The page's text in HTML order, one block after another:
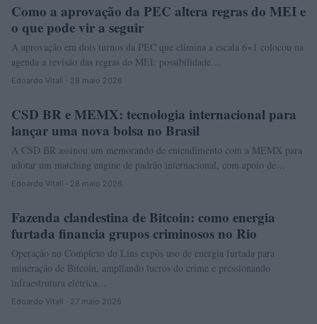
FINANÇA
Como a aprovação da PEC altera regras do MEI e
o que pode vir a seguir
A aprovação em dois turnos da PEC que elimina a escala 6×1 colocou na
agenda a revisão das regras do MEI: possibilidade…
Edoardo Vitali · 28 maio 2026
NEWS
CSD BR e MEMX: tecnologia internacional para
lançar uma nova bolsa no Brasil
A CSD BR assinou um memorando de entendimento com a MEMX para
adotar um matching engine de padrão internacional, com apoio de…
Edoardo Vitali · 28 maio 2026
CRYPTO
Fazenda clandestina de Bitcoin: como energia
furtada financia grupos criminosos no Rio
Operação no Complexo do Lins expôs uso de energia furtada para
mineração de Bitcoin, ampliando lucros do crime e pressionando
infraestrutura elétrica…
Edoardo Vitali · 27 maio 2026